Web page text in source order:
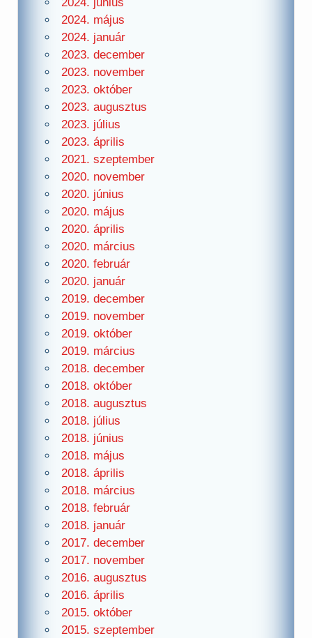
2024. május
2024. január
2023. december
2023. november
2023. október
2023. augusztus
2023. július
2023. április
2021. szeptember
2020. november
2020. június
2020. május
2020. április
2020. március
2020. február
2020. január
2019. december
2019. november
2019. október
2019. március
2018. december
2018. október
2018. augusztus
2018. július
2018. június
2018. május
2018. április
2018. március
2018. február
2018. január
2017. december
2017. november
2016. augusztus
2016. április
2015. október
2015. szeptember